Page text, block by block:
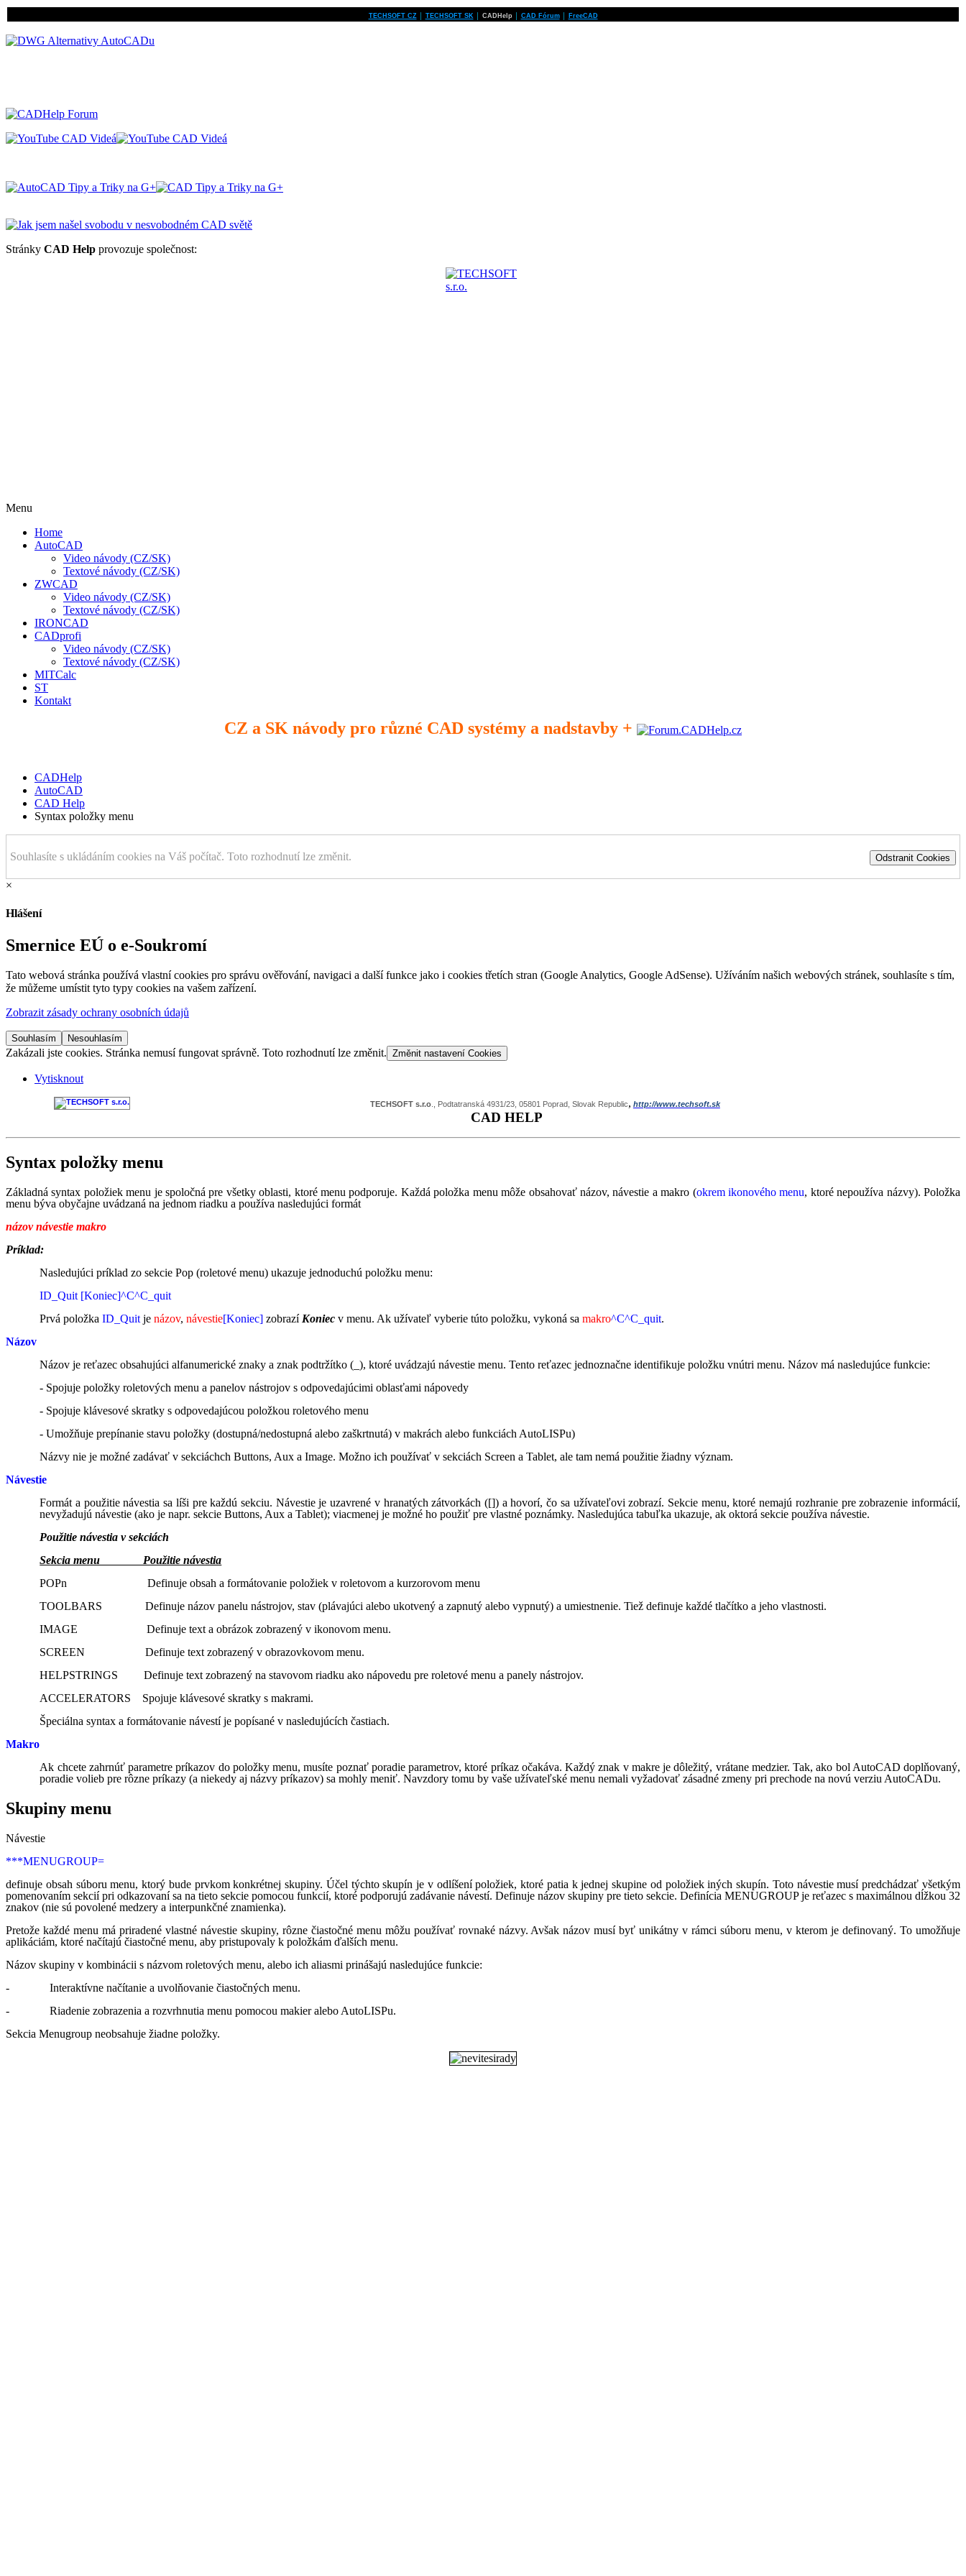
TECHSOFT CZ│ TECHSOFT SK│ CADHelp CAD Fórum│ FreeCAD
Stránky CAD Help provozuje společnost:
Menu
Home
AutoCAD
Video návody (CZ/SK)
Textové návody (CZ/SK)
ZWCAD
Video návody (CZ/SK)
Textové návody (CZ/SK)
IRONCAD
CADprofi
Video návody (CZ/SK)
Textové návody (CZ/SK)
MITCalc
ST
Kontakt
CZ a SK návody pro různé CAD systémy a nadstavby +
CADHelp
AutoCAD
CAD Help
Syntax položky menu
Odstranit Cookies
Souhlasíte s ukládáním cookies na Váš počítač. Toto rozhodnutí lze změnit.
×
Hlášení
Smernice EÚ o e-Soukromí
Tato webová stránka používá vlastní cookies pro správu ověřování, navigaci a další funkce jako i cookies třetích stran (Google Analytics, Google AdSense). Užíváním našich webových stránek, souhlasíte s tím,
že můžeme umístit tyto typy cookies na vašem zařízení.
Zobrazit zásady ochrany osobních údajů
Souhlasím Nesouhlasím
Zakázali jste cookies. Stránka nemusí fungovat správně. Toto rozhodnutí lze změnit. Změnit nastavení Cookies
Vytisknout
TECHSOFT s.r.o., Podtatranská 4931/23, 05801 Poprad, Slovak Republic, http://www.techsoft.sk
CAD HELP
Syntax položky menu
Základná syntax položiek menu je spoločná pre všetky oblasti, ktoré menu podporuje. Každá položka menu môže obsahovať názov, návestie a makro (okrem ikonového menu, ktoré nepoužíva názvy). Položka
menu býva obyčajne uvádzaná na jednom riadku a používa nasledujúci formát
názov návestie makro
Príklad:
Nasledujúci príklad zo sekcie Pop (roletové menu) ukazuje jednoduchú položku menu:
ID_Quit [Koniec]^C^C_quit
Prvá položkaID_Quitjenázov,návestie[Koniec] zobrazí Koniecv menu. Ak užívateľ vyberie túto položku, vykoná samakro^C^C_quit.
Názov
Názov je reťazec obsahujúci alfanumerické znaky a znak podtržítko (_), ktoré uvádzajú návestie menu. Tento reťazec jednoznačne identifikuje položku vnútri menu. Názov má nasledujúce funkcie:
- Spojuje položky roletových menu a panelov nástrojov s odpovedajúcimi oblasťami nápovedy
- Spojuje klávesové skratky s odpovedajúcou položkou roletového menu
- Umožňuje prepínanie stavu položky (dostupná/nedostupná alebo zaškrtnutá) v makrách alebo funkciách AutoLISPu)
Názvy nie je možné zadávať v sekciáchch Buttons, Aux a Image. Možno ich používať v sekciách Screen a Tablet, ale tam nemá použitie žiadny význam.
Návestie
Formát a použitie návestia sa líši pre každú sekciu. Návestie je uzavrené v hranatých zátvorkách ([]) a hovorí, čo sa užívateľovi zobrazí. Sekcie menu, ktoré nemajú rozhranie pre zobrazenie informácií,
nevyžadujú návestie (ako je napr. sekcie Buttons, Aux a Tablet); viacmenej je možné ho použiť pre vlastné poznámky. Nasledujúca tabuľka ukazuje, ak oktorá sekcie používa návestie.
Použitie návestia v sekciách
Sekcia menu Použitie návestia
POPn Definuje obsah a formátovanie položiek v roletovom a kurzorovom menu
TOOLBARS Definuje názov panelu nástrojov, stav (plávajúci alebo ukotvený a zapnutý alebo vypnutý) a umiestnenie. Tiež definuje každé tlačítko a jeho vlastnosti.
IMAGE Definuje text a obrázok zobrazený v ikonovom menu.
SCREEN Definuje text zobrazený v obrazovkovom menu.
HELPSTRINGS Definuje text zobrazený na stavovom riadku ako nápovedu pre roletové menu a panely nástrojov.
ACCELERATORS Spojuje klávesové skratky s makrami.
Špeciálna syntax a formátovanie návestí je popísané v nasledujúcích častiach.
Makro
Ak chcete zahrnúť parametre príkazov do položky menu, musíte poznať poradie parametrov, ktoré príkaz očakáva. Každý znak v makre je dôležitý, vrátane medzier. Tak, ako bol AutoCAD doplňovaný,
poradie volieb pre rôzne príkazy (a niekedy aj názvy príkazov) sa mohly meniť. Navzdory tomu by vaše užívateľské menu nemali vyžadovať zásadné zmeny pri prechode na novú verziu AutoCADu.
Skupiny menu
Návestie
***MENUGROUP=
definuje obsah súboru menu, ktorý bude prvkom konkrétnej skupiny. Účel týchto skupín je v odlíšení položiek, ktoré patia k jednej skupine od položiek iných skupín. Toto návestie musí predchádzať všetkým
pomenovaním sekcií pri odkazovaní sa na tieto sekcie pomocou funkcií, ktoré podporujú zadávanie návestí. Definuje názov skupiny pre tieto sekcie. Definícia MENUGROUP je reťazec s maximálnou dĺžkou 32
znakov (nie sú povolené medzery a interpunkčné znamienka).
Pretože každé menu má priradené vlastné návestie skupiny, rôzne čiastočné menu môžu používať rovnaké názvy. Avšak názov musí byť unikátny v rámci súboru menu, v kterom je definovaný. To umožňuje
aplikáciám, ktoré načítajú čiastočné menu, aby pristupovaly k položkám ďalších menu.
Názov skupiny v kombinácii s názvom roletových menu, alebo ich aliasmi prinášajú nasledujúce funkcie:
- Interaktívne načítanie a uvolňovanie čiastočných menu.
- Riadenie zobrazenia a rozvrhnutia menu pomocou makier alebo AutoLISPu.
Sekcia Menugroup neobsahuje žiadne položky.